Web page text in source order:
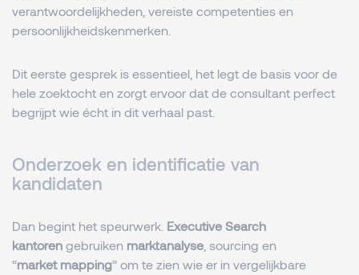
verantwoordelijkheden, vereiste competenties en
persoonlijkheidskenmerken.
Dit eerste gesprek is essentieel, het legt de basis voor de
hele zoektocht en zorgt ervoor dat de consultant perfect
begrijpt wie écht in dit verhaal past.
Onderzoek en identificatie van
kandidaten
Dan begint het speurwerk. Executive Search
kantoren gebruiken marktanalyse , sourcing en
“market mapping” om te zien wie er in vergelijkbare